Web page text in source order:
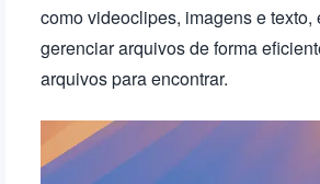
como videoclipes, imagens e
gerenciar arquivos de forma
arquivos para encontrar.